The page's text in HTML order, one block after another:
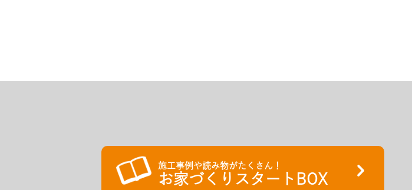
施工事例や読み物がたくさん！
お家づくりスタートBOX